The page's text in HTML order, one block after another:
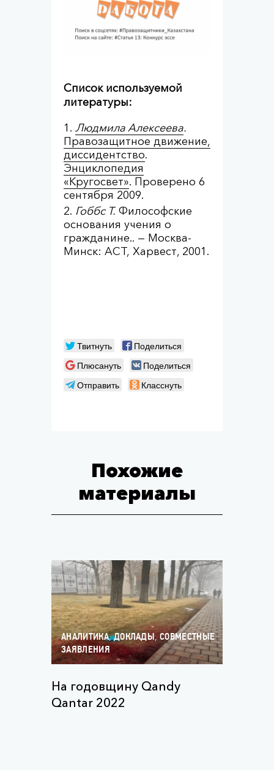
Список используемой
литературы:
Людмила Алексеева.
Правозащитное движение,
диссидентство.
Энциклопедия
«Кругосвет». Проверено 6
сентября 2009.
Гоббс Т.Философские
основания учения о
гражданине.. — Москва-
Минск: АСТ, Харвест, 2001.
Твитнуть
Поделиться
Плюсануть
Поделиться
Отправить
Класснуть
Похожие
материалы
АНАЛИТИКА,ДОКЛАДЫ,СОВМЕСТНЫЕ
ЗАЯВЛЕНИЯ
На годовщину Qandy
Qantar 2022